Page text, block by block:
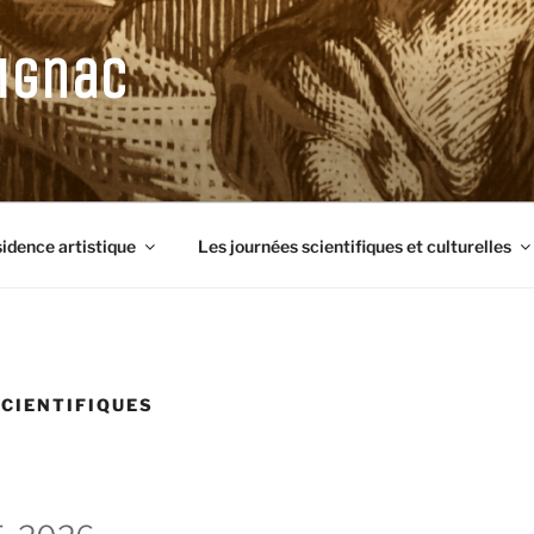
artistique Les journées scientifiques et culturelles